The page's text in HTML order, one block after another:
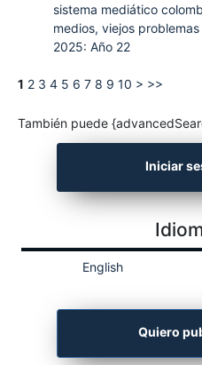
sistema mediático
medios, viejos problemas
2025: Año 22
1 2 3 4 5 6 7 8 9 10 > >>
También puede
Iniciar
English
Quiero